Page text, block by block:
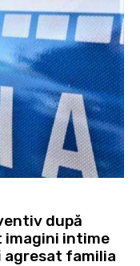
după
imagini intime
agresat familia